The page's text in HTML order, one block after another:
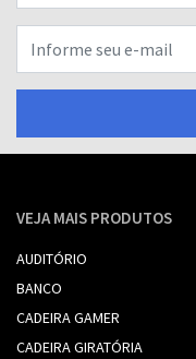
VEJA MAIS PRODUTOS
AUDITÓRIO
BANCO
CADEIRA GAMER
CADEIRA GIRATÓRIA